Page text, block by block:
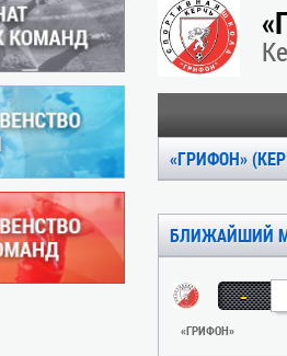
«ГРИФОН»
БЛИЖАЙШИЙ
-
«ГРИФОН»